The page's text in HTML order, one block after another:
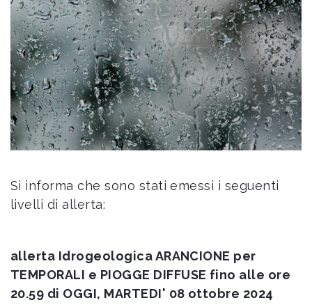
Si informa che sono stati emessi i seguenti
livelli di allerta:
allerta Idrogeologica ARANCIONE per
TEMPORALI e PIOGGE DIFFUSE fino alle ore
20.59 di OGGI, MARTEDI' 08 ottobre 2024